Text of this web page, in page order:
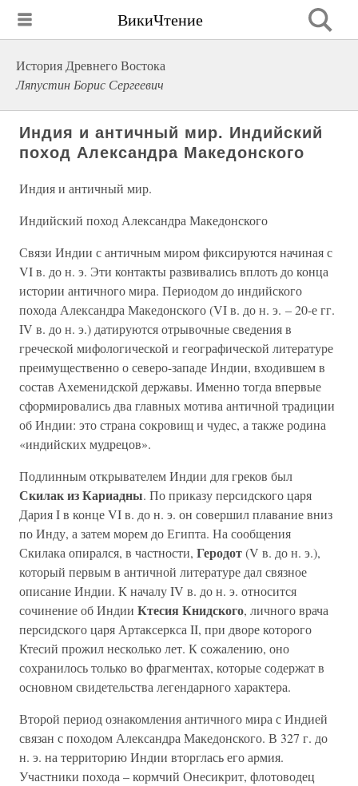
ВикиЧтение
История Древнего Востока
Ляпустин Борис Сергеевич
Индия и античный мир. Индийский
поход Александра Македонского
Индия и античный мир.
Индийский поход Александра Македонского
Связи Индии с античным миром фиксируются начиная с
VI в. до н. э. Эти контакты развивались вплоть до конца
истории античного мира. Периодом до индийского
похода Александра Македонского (VI в. до н. э. – 20-е гг.
IV в. до н. э.) датируются отрывочные сведения в
греческой мифологической и географической литературе
преимущественно о северо-западе Индии, входившем в
состав Ахеменидской державы. Именно тогда впервые
сформировались два главных мотива античной традиции
об Индии: это страна сокровищ и чудес, а также родина
«индийских мудрецов».
Подлинным открывателем Индии для греков был
Скилак из Кариадны. По приказу персидского царя
Дария I в конце VI в. до н. э. он совершил плавание вниз
по Инду, а затем морем до Египта. На сообщения
Скилака опирался, в частности, Геродот(V в. до н. э.),
который первым в античной литературе дал связное
описание Индии. К началу IV в. до н. э. относится
сочинение об Индии Ктесия Книдского, личного врача
персидского царя Артаксеркса II, при дворе которого
Ктесий прожил несколько лет. К сожалению, оно
сохранилось только во фрагментах, которые содержат в
основном свидетельства легендарного характера.
Второй период ознакомления античного мира с Индией
связан с походом Александра Македонского. В 327 г. до
н. э. на территорию Индии вторглась его армия.
Участники похода – кормчий Онесикрит, флотоводец